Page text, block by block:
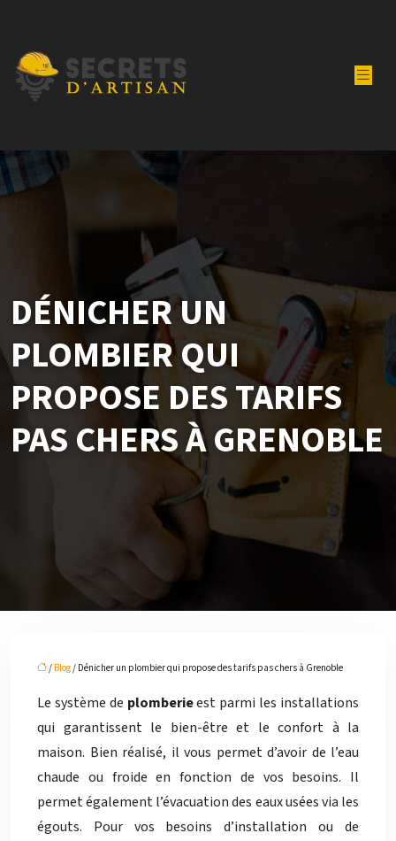
DÉNICHER UN
PLOMBIER QUI
PROPOSE DES TARIFS
PAS CHERS À GRENOBLE
/ Blog/ Dénicher un plombier qui propose des tarifs pas chers à Grenoble
Le système de plomberieest parmi les installations
qui garantissent le bien-être et le confort à la
maison. Bien réalisé, il vous permet d’avoir de l’eau
chaude ou froide en fonction de vos besoins. Il
permet également l’évacuation des eaux usées via les
égouts. Pour vos besoins d’installation ou de